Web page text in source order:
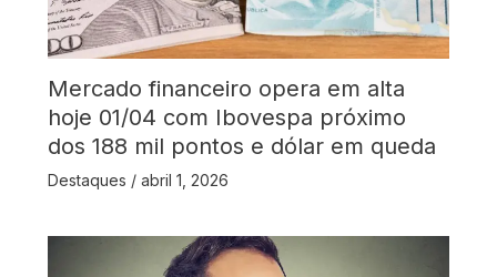
Mercado financeiro opera em alta
hoje 01/04 com Ibovespa próximo
dos 188 mil pontos e dólar em queda
Destaques / abril 1, 2026